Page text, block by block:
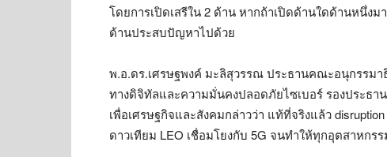
โดยการเปิดเสรีใน 2 ด้าน หากถ้าเปิดด้านใดด้านหนึ่ง
ด้านประสบปัญหาไปด้วย
พ.อ.ดร.เศรษฐพงค์ มะลิสุวรรณ ประธานคณะอนุกรรม
ทางดิจิทัลและความมั่นคงปลอดภัยไซเบอร์ รองประธ
เพื่อเศรษฐกิจและสังคมกล่าวว่า แท้ที่จริงแล้ว
ดาวเทียม LEO เชื่อมโยงกับ 5G จนทำให้ทุกอุตสาหกร